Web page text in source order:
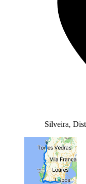
Silveira,